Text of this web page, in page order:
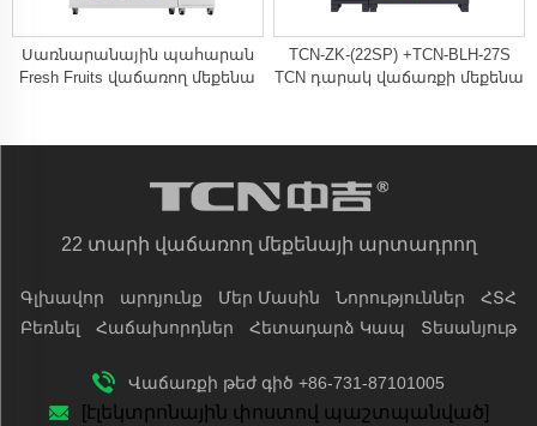
Սառնարանային պահարան
Fresh Fruits վաճառող մեքենա
TCN-ZK-(22SP) +TCN-BLH-27S
TCN դարակ վաճառքի մեքենա
22 տարի վաճառող մեքենայի արտադրող
Գլխավոր արդյունք Մեր Մասին Նորություններ
ՀՏՀ
Բեռնել
Հաճախորդներ Հետադարձ Կապ Տեսանյութ
Վաճառքի թեժ գիծ +86-731-87101005
[էլեկտրոնային փոստով պաշտպանված]